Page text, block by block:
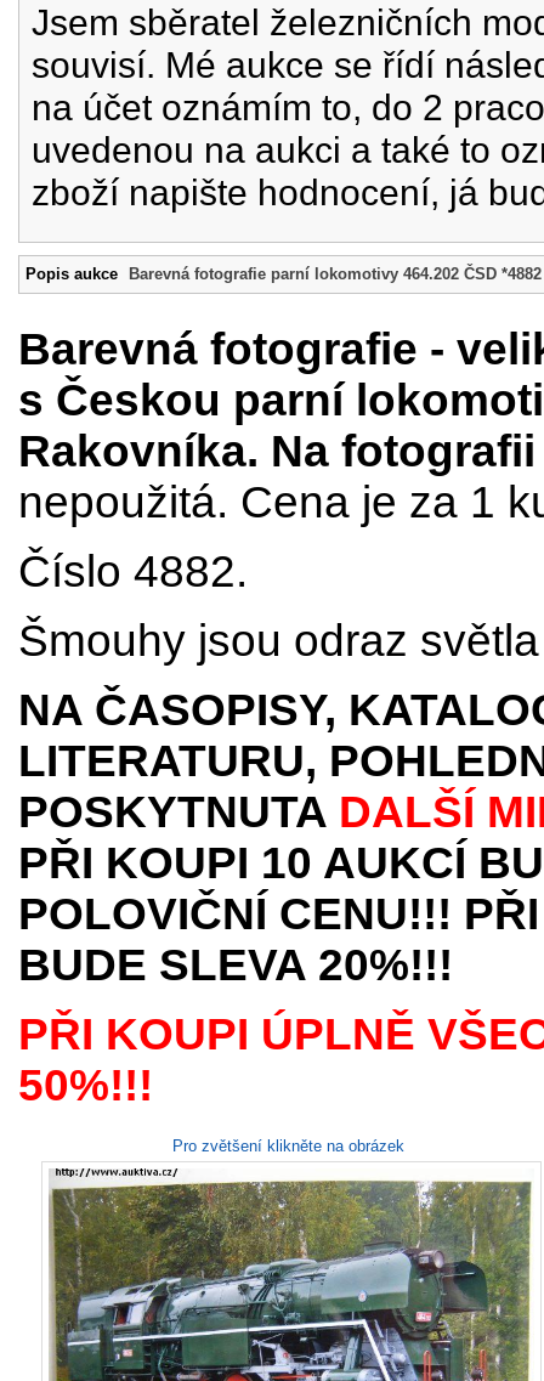
Jsem sběratel železničních
souvisí. Mé aukce se řídí
na účet oznámím to, do 2
uvedenou na aukci a také to
zboží napište hodnocení, já
Popis aukce Barevná fotografie parní lokomotivy 464.202 ČSD *4882
Barevná fotografie -
s Českou parní
Rakovníka. Na
nepoužitá. Cena je za 1
Číslo 4882.
Šmouhy jsou odraz
NA ČASOPISY,
LITERATURU,
POSKYTNUTA DALŠÍ
PŘI KOUPI 10 AUKCÍ
POLOVIČNÍ CENU!!!
BUDE SLEVA 20%!!!
PŘI KOUPI ÚPLNĚ
50%!!!
Pro zvětšení klikněte na obrázek